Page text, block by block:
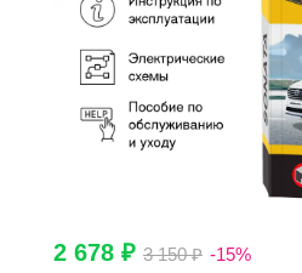
2 678 ₽ 3 150 ₽ -15%